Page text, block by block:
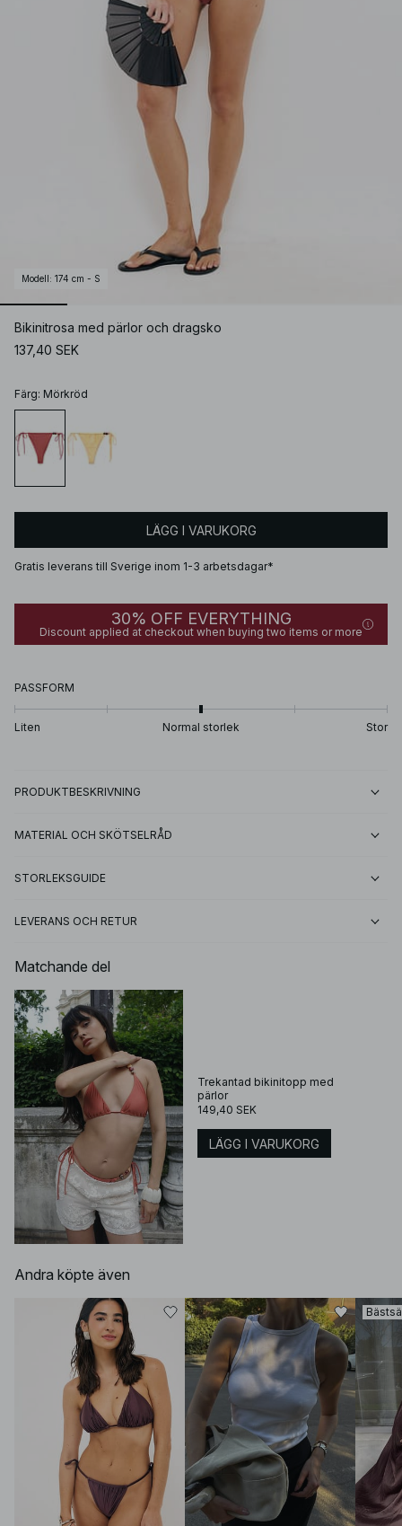
Modell : 174 cm - S
Bikinitrosa med pärlor och dragsko
137,40 SEK
Färg: Mörkröd
LÄGG I VARUKORG
Gratis leverans till Sverige inom 1-3 arbetsdagar*
30% OFF EVERYTHING
Discount applied at checkout when buying two items or more
PASSFORM
Liten Normal storlek Stor
PRODUKTBESKRIVNING
MATERIAL OCH SKÖTSELRÅD
STORLEKSGUIDE
LEVERANS OCH RETUR
Matchande del
Trekantad bikinitopp med
pärlor
149,40 SEK
LÄGG I VARUKORG
Andra köpte även